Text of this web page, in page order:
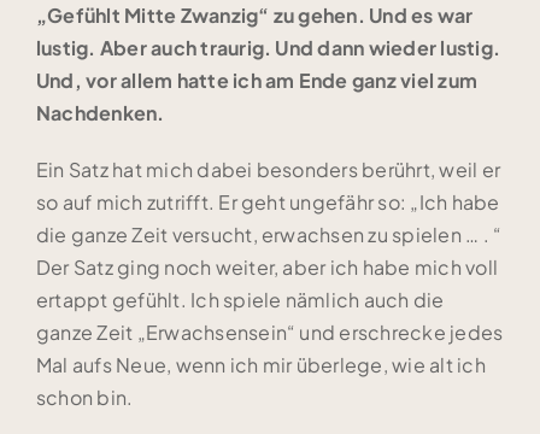
„Gefühlt Mitte Zwanzig“ zu gehen. Und es war
lustig. Aber auch traurig. Und dann wieder lustig.
Und, vor allem hatte ich am Ende ganz viel zum
Nachdenken.
Ein Satz hat mich dabei besonders berührt, weil er
so auf mich zutrifft. Er geht ungefähr so: „Ich habe
die ganze Zeit versucht, erwachsen zu spielen … . “
Der Satz ging noch weiter, aber ich habe mich voll
ertappt gefühlt. Ich spiele nämlich auch die
ganze Zeit „Erwachsensein“ und erschrecke jedes
Mal aufs Neue, wenn ich mir überlege, wie alt ich
schon bin.